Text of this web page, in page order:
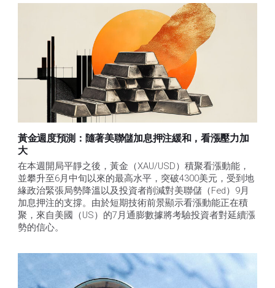
黃金週度預測：隨著美聯儲加息押注緩和，看漲壓力加
大
在本週開局平靜之後，黃金（XAU/USD）積聚看漲動能，
並攀升至6月中旬以來的最高水平，突破4300美元，受到地
緣政治緊張局勢降溫以及投資者削減對美聯儲（Fed）9月
加息押注的支撐。由於短期技術前景顯示看漲動能正在積
聚，來自美國（US）的7月通膨數據將考驗投資者對延續漲
勢的信心。